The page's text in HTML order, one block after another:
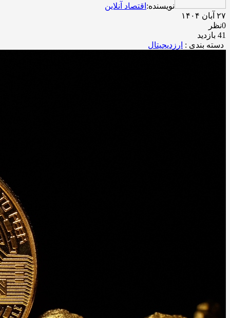
نویسنده: اقتصاد آنلاین
۲۷ آبان ۱۴۰۴
0نظر
41 بازدید
دسته بندی : ارزدیجیتال